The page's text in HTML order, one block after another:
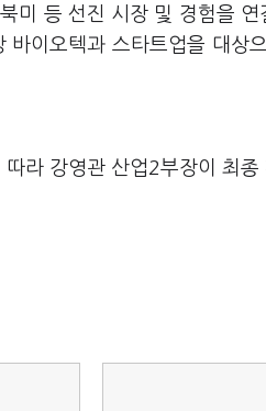
미 등 선진 시장 및 경험을
이오텍과 스타트업을 대상
라 강영관 산업2부장이 최종